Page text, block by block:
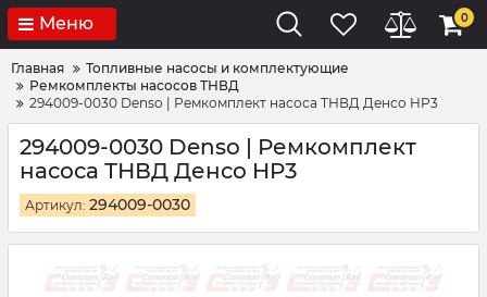
Меню 0
Главная
Топливные насосы и комплектующие
Ремкомплекты насосов ТНВД
294009-0030 Denso | Ремкомплект насоса ТНВД Денсо HP3
294009-0030 Denso | Ремкомплект
насоса ТНВД Денсо HP3
Артикул: 294009-0030